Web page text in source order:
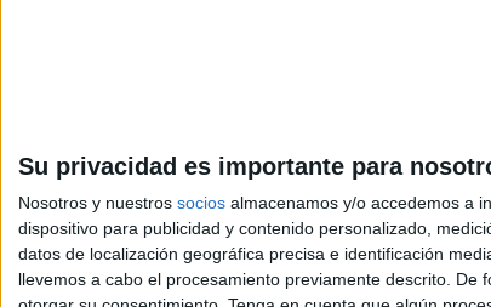
Su privacidad es importante para
Nosotros y nuestros socios almacenamos y/o accedemos a
dispositivo para publicidad y contenido personalizado,
datos de localización geográfica precisa e identificación
llevemos a cabo el procesamiento previamente descrito.